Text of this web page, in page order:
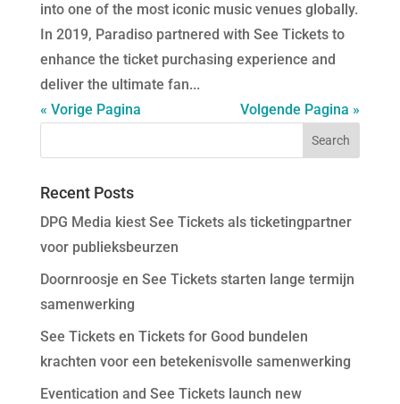
into one of the most iconic music venues globally.
In 2019, Paradiso partnered with See Tickets to
enhance the ticket purchasing experience and
deliver the ultimate fan...
« Vorige Pagina
Volgende Pagina »
Recent Posts
DPG Media kiest See Tickets als ticketingpartner
voor publieksbeurzen
Doornroosje en See Tickets starten lange termijn
samenwerking
See Tickets en Tickets for Good bundelen
krachten voor een betekenisvolle samenwerking
Eventication and See Tickets launch new